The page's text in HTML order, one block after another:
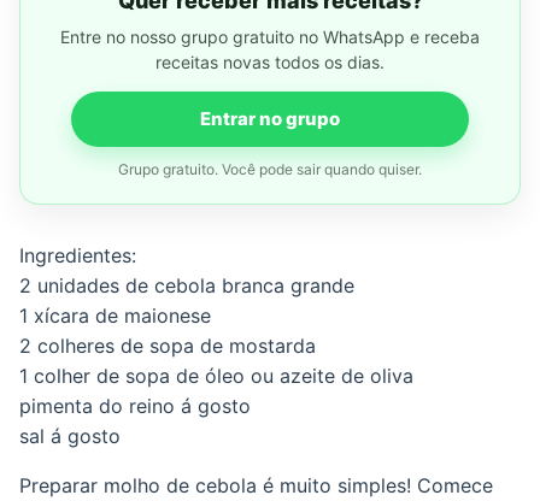
Entre no nosso grupo gratuito no WhatsApp e receba
receitas novas todos os dias.
Entrar no grupo
Grupo gratuito. Você pode sair quando quiser.
Ingredientes:
2 unidades de cebola branca grande
1 xícara de maionese
2 colheres de sopa de mostarda
1 colher de sopa de óleo ou azeite de oliva
pimenta do reino á gosto
sal á gosto
Preparar molho de cebola é muito simples! Comece